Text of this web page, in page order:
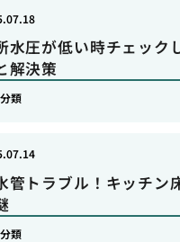
水圧が低い時チェック
解決策
類
管トラブル！キッチン
類